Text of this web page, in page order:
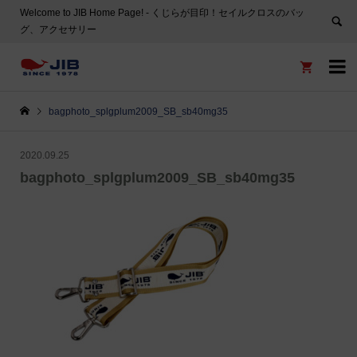
Welcome to JIB Home Page! ‐ くじらが目印！セイルクロスのバッ
グ、アクセサリー


bagphoto_splgplum2009_SB_sb40mg35
2020.09.25
bagphoto_splgplum2009_SB_sb40mg35